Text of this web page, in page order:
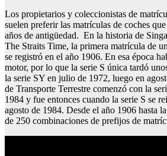
Los propietarios y coleccionistas de
suelen preferir las matrículas de coches
años de antigüedad. En la historia de
The Straits Time, la primera matrícula de
se registró en el año 1906. En esa época
motor, por lo que la serie S única tardó
la serie SY en julio de 1972, luego en
de Transporte Terrestre comenzó con la
1984 y fue entonces cuando la serie S se
agosto de 1984. Desde el año 1906 hasta
de 250 combinaciones de prefijos de